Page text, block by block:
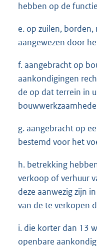
hebben op de
e. op zuilen,
aangewezen door
f. aangebracht op
aankondigingen
de op dat terrein in
g. aangebracht op
bestemd voor het
h. betrekking
verkoop of verhuur
deze aanwezig zijn
van de te verkopen
i. die korter dan 13
openbare